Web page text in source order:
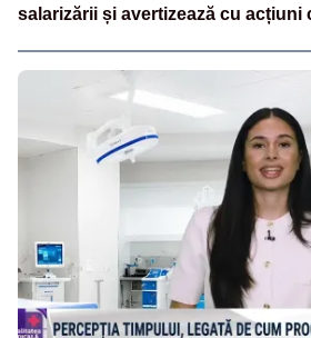
salarizării și avertizează cu acțiuni